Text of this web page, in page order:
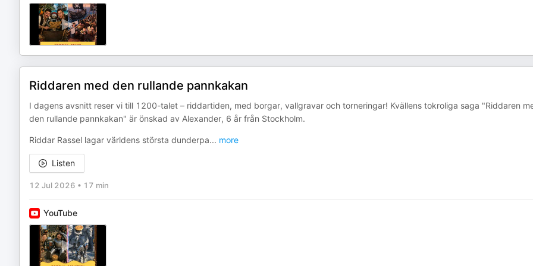
Riddaren med den rullande pannkakan
I dagens avsnitt reser vi till 1200-talet – riddartiden, med borgar, vallgravar och torneringar! Kvällens tokroliga saga "Riddaren
den rullande pannkakan" är önskad av Alexander, 6 år från Stockholm.
Riddar Rassel lagar världens största dunderpa... more
Listen
12 Jul 2026 • 17 min
YouTube